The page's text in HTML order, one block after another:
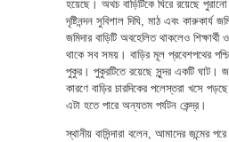
হয়েছে। অথচ বাড়িটিকে ঘিরে রয়েছে
দৃষ্টিনন্দন সুবিশাল দিঘি, মাঠ এবং কারুকার্য
জমিদার বাড়িটি অবহেলিত থাকলেও
থাকে সব সময়। বাড়ির মূল প্রবেশপথের
পুকুর। পুকুরটিতে রয়েছে সুন্দর একটি ঘাট।
কারণে বাড়ির চারদিকের পলেস্তরা খসে
এটা হতে পারে অন্যতম পর্যটন কেন্দ্র।
স্থানীয় বাসিন্দারা বলেন, আমাদের জন্মের